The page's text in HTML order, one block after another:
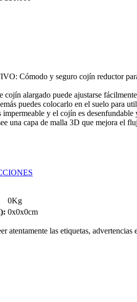
Cómodo y seguro cojín reductor para
alargado puede ajustarse
puedes colocarlo en el suelo para
y el cojín es desenfundable
una capa de malla 3D que mejora el
0Kg
0x0x0cm
atentamente las etiquetas,